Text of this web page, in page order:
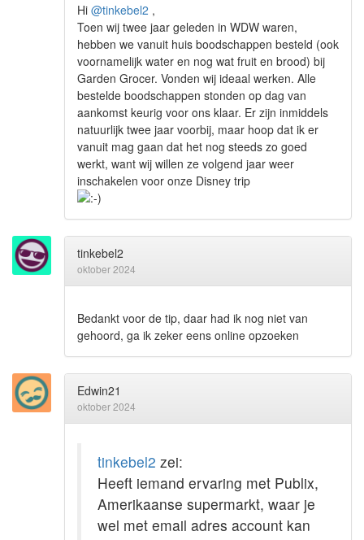
Hi @tinkebel2 ,
Toen wij twee jaar geleden in WDW waren,
hebben we vanuit huis boodschappen besteld (ook
voornamelijk water en nog wat fruit en brood) bij
Garden Grocer. Vonden wij ideaal werken. Alle
bestelde boodschappen stonden op dag van
aankomst keurig voor ons klaar. Er zijn inmiddels
natuurlijk twee jaar voorbij, maar hoop dat ik er
vanuit mag gaan dat het nog steeds zo goed
werkt, want wij willen ze volgend jaar weer
inschakelen voor onze Disney trip
tinkebel2
oktober 2024
Bedankt voor de tip, daar had ik nog niet van
gehoord, ga ik zeker eens online opzoeken
Edwin21
oktober 2024
tinkebel2 zei:
Heeft iemand ervaring met Publix,
Amerikaanse supermarkt, waar je
wel met email adres account kan